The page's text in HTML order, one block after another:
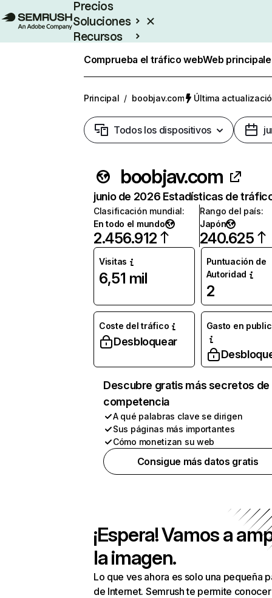
Precios
Soluciones
Recursos
Comprueba el tráfico webWeb
Principal / boobjav.com Última
Todos los dispositivos
boobjav.com
junio de 2026 Estadísticas de
Clasificación mundial:
En todo el mundo
2.456.912
Rango del país:
Japón
240.625
Visitas
6,51 mil
Puntuación de
Autoridad
2
Coste del tráfico
Desbloquear
Gasto en
Descubre gratis más secretos de
competencia
A qué palabras clave se dirigen
Sus páginas más importantes
Cómo monetizan su web
Consigue más datos gratis
¡Espera! Vamos a
la imagen.
Lo que ves ahora es solo una pequeña
de Internet. Semrush te permite